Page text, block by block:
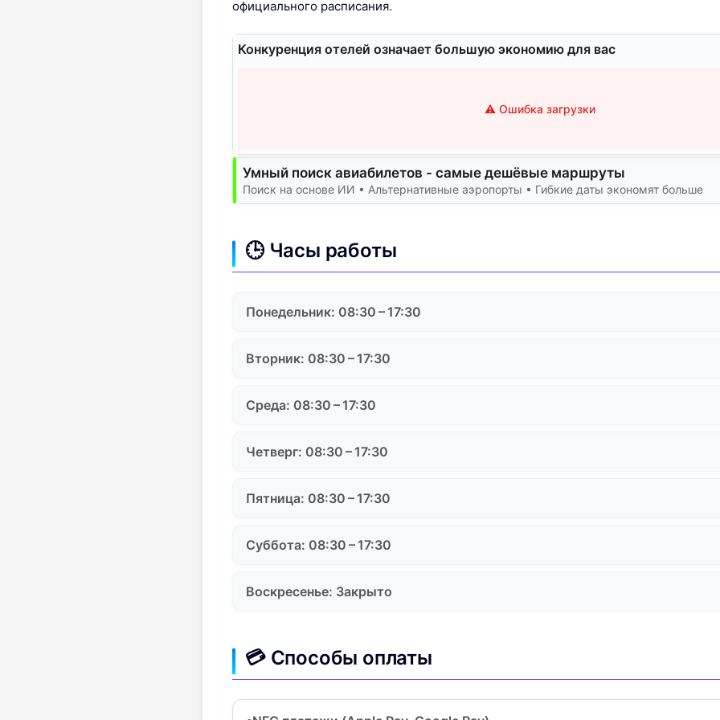
официального расписания.
Конкуренция отелей означает большую экономию для вас
⚠️ Ошибка загрузки
Умный поиск авиабилетов - самые дешёвые маршруты
Поиск на основе ИИ • Альтернативные аэропорты • Гибкие даты экономят больше
🕒 Часы работы
Понедельник: 08:30 – 17:30
Вторник: 08:30 – 17:30
Среда: 08:30 – 17:30
Четверг: 08:30 – 17:30
Пятница: 08:30 – 17:30
Суббота: 08:30 – 17:30
Воскресенье: Закрыто
💳 Способы оплаты